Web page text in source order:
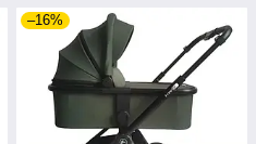
–16%